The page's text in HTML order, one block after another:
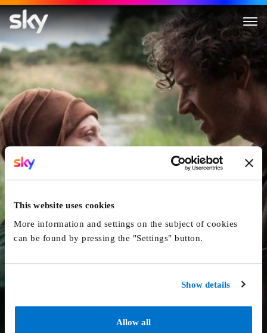
This website uses cookies
More information and settings on the subject of cookies
can be found by pressing the "Settings" button.
Show details
Allow all
Jimmy's Hall